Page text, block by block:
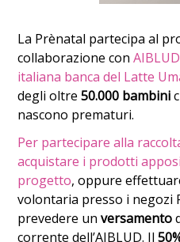
La Prènatal partecipa al
collaborazione con
italiana banca del Latte
degli oltre 50.000 bambini
nascono prematuri.
Per partecipare alla
acquistare i prodotti
progetto, oppure
volontaria presso i negozi
prevedere unversamento
corrente dell’AIBLUD. Il